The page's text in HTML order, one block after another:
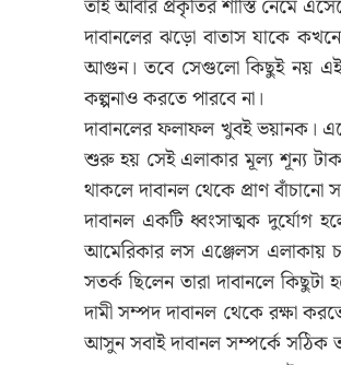
তাই আবার প্রকৃতির শাস্তি নেমে
দাবানলের ঝড়ো বাতাস যাকে
আগুন। তবে সেগুলো কিছুই নয় এই
কল্পনাও করতে পারবে না।
দাবানলের ফলাফল খুবই ভয়ানক।
শুরু হয় সেই এলাকার মূল্য শূন্য
থাকলে দাবানল থেকে প্রাণ
দাবানল একটি ধ্বংসাত্মক দুর্যোগ
আমেরিকার লস এঞ্জেলস এলাকায়
সতর্ক ছিলেন তারা দাবানলে
দামী সম্পদ দাবানল থেকে রক্ষা
আসুন সবাই দাবানল সম্পর্কে সঠিক